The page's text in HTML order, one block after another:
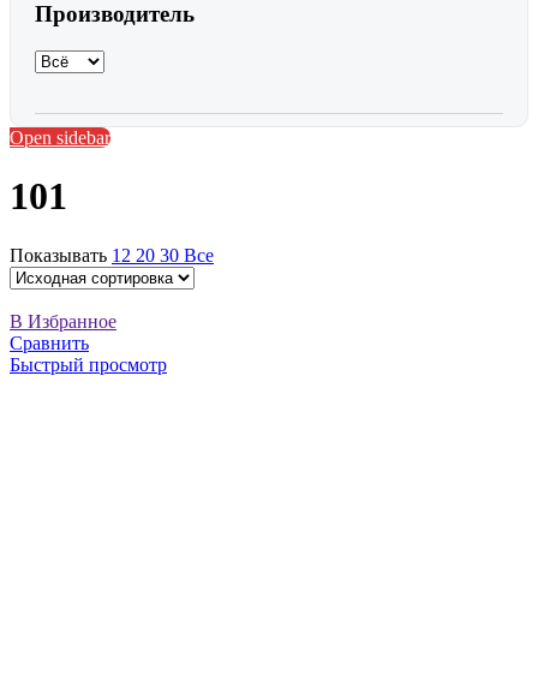
Производитель
Open sidebar
101
Показывать 12 20 30 Все
В Избранное
Сравнить
Быстрый просмотр